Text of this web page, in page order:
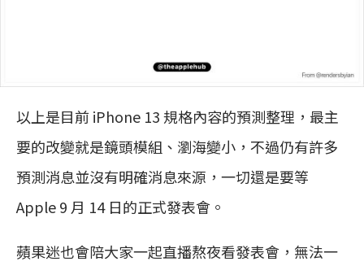
以上是目前 iPhone 13 規格內容的預測整理，最主
要的改變就是鏡頭模組、瀏海變小，不過仍有許多
預測消息並沒有明確消息來源，一切還是要等
Apple 9 月 14 日的正式發表會。
蘋果迷也會陪大家一起直播熬夜看發表會，無法一